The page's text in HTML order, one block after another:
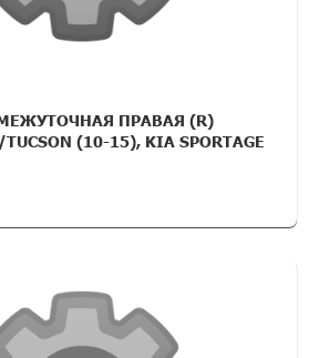
ПРАВАЯ (R)
(10-15), KIA SPORTAGE